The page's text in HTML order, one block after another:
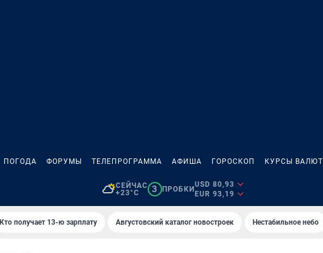
ПОГОДА ФОРУМЫ ТЕЛЕПРОГРАММА АФИША ГОРОСКОП КУРСЫ ВАЛЮТ
СЕЙЧАС
+23°C
3 ПРОБКИ
USD 80,93
EUR 93,19
Кто получает 13-ю зарплату Августовский каталог новостроек Нестабильное небо